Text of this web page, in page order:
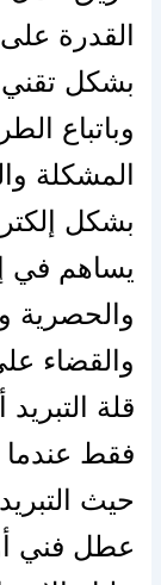
القدرة على
بشكل
وباتباع
المشكلة
بشكل
يساهم في
والحصرية
والقضاء
قلة
فقط عندما
حيث
عطل فني